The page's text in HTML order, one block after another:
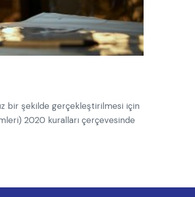
bir şekilde gerçekleştirilmesi için
2020 kuralları çerçevesinde